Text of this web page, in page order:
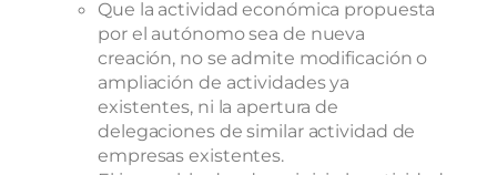
Que la actividad económica propuesta
por el autónomo sea de nueva
creación, no se admite modificación o
ampliación de actividades ya
existentes, ni la apertura de
delegaciones de similar actividad de
empresas existentes.